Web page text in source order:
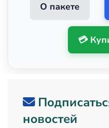
О пакете
💳
новостей